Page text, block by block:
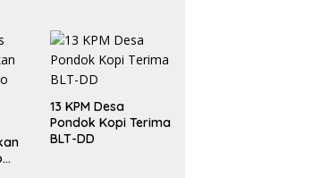
13 KPM Desa
Pondok Kopi Terima
BLT-DD